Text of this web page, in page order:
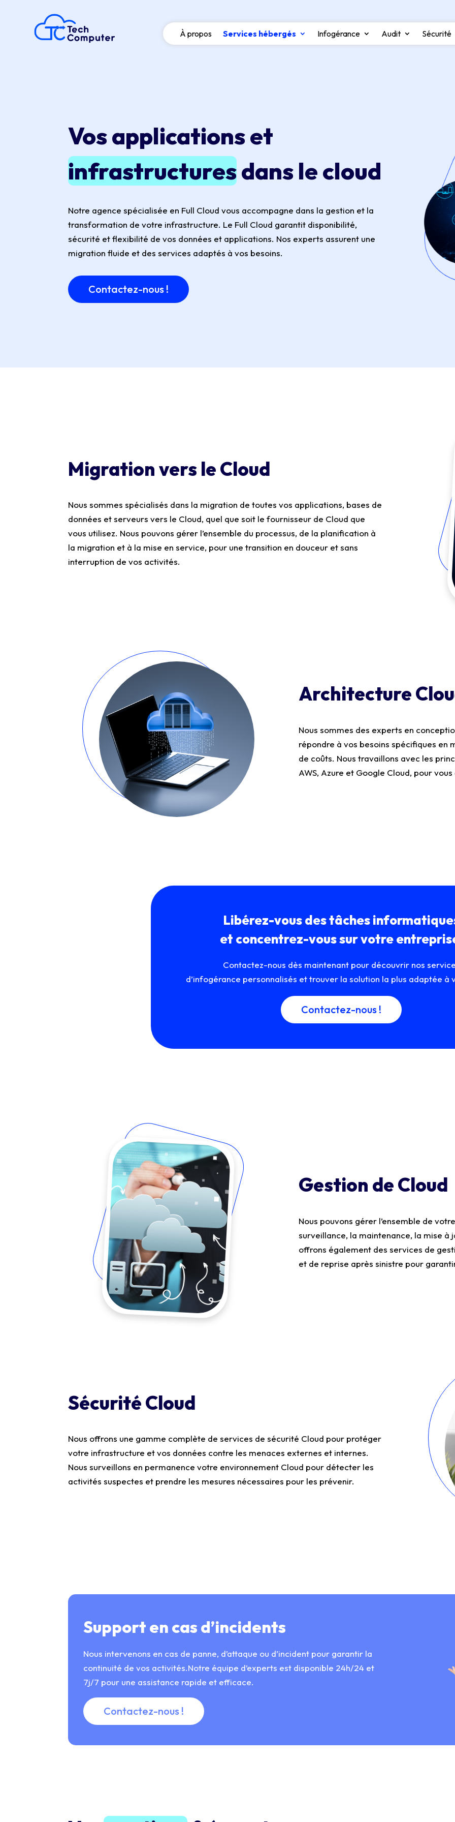
À propos Services hébergés Infogérance Audit Sécurité
Vos applications et
infrastructuresdans le cloud
Notre agence spécialisée en Full Cloud vous accompagne dans la gestion et la
transformation de votre infrastructure. Le Full Cloud garantit disponibilité,
sécurité et flexibilité de vos données et applications. Nos experts assurent une
migration fluide et des services adaptés à vos besoins.
Contactez-nous !
Migration vers le Cloud
Nous sommes spécialisés dans la migration de toutes vos applications, bases de
données et serveurs vers le Cloud, quel que soit le fournisseur de Cloud que
vous utilisez. Nous pouvons gérer l’ensemble du processus, de la planification à
la migration et à la mise en service, pour une transition en douceur et sans
interruption de vos activités.
Architecture
Nous sommes des experts en
répondre à vos besoins spécifiques
de coûts. Nous travaillons avec les
AWS, Azure et Google Cloud, pour
Libérez-vous des tâches
et concentrez-vous sur votre
Contactez-nous dès maintenant pour découvrir nos
d’infogérance personnalisés et trouver la solution la plus adaptée à
Contactez-nous !
Gestion de Cloud
Nous pouvons gérer l’ensemble de
surveillance, la maintenance, la mise à
offrons également des services de
et de reprise après sinistre pour
Sécurité Cloud
Nous offrons une gamme complète de services de sécurité Cloud pour protéger
votre infrastructure et vos données contre les menaces externes et internes.
Nous surveillons en permanence votre environnement Cloud pour détecter les
activités suspectes et prendre les mesures nécessaires pour les prévenir.
Support en cas d’incidents
Nous intervenons en cas de panne, d’attaque ou d’incident pour garantir la
continuité de vos activités.Notre équipe d’experts est disponible 24h/24 et
7j/7 pour une assistance rapide et efficace.
Contactez-nous !